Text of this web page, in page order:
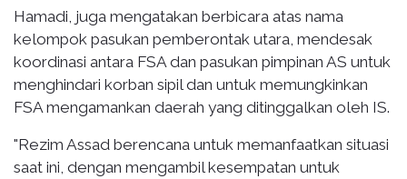
Hamadi, juga mengatakan berbicara atas nama
kelompok pasukan pemberontak utara, mendesak
koordinasi antara FSA dan pasukan pimpinan AS untuk
menghindari korban sipil dan untuk memungkinkan
FSA mengamankan daerah yang ditinggalkan oleh IS.
"Rezim Assad berencana untuk memanfaatkan situasi
saat ini, dengan mengambil kesempatan untuk